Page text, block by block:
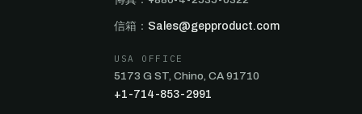
信箱： Sales@gepproduct.com
USA OFFICE
5173 G ST, Chino, CA 91710
+1-714-853-2991